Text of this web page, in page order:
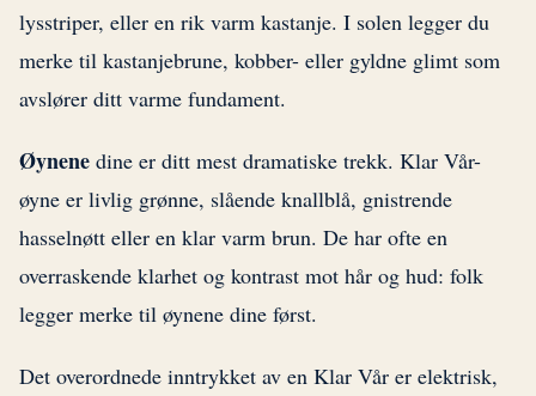
lysstriper, eller en rik varm kastanje. I solen legger du
merke til kastanjebrune, kobber- eller gyldne glimt som
avslører ditt varme fundament.
Øynene dine er ditt mest dramatiske trekk. Klar Vår-
øyne er livlig grønne, slående knallblå, gnistrende
hasselnøtt eller en klar varm brun. De har ofte en
overraskende klarhet og kontrast mot hår og hud: folk
legger merke til øynene dine først.
Det overordnede inntrykket av en Klar Vår er elektrisk,